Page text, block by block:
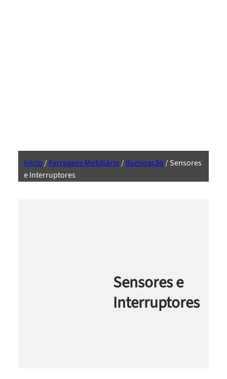
Início/Ferragens Mobiliário/Iluminação/ Sensores
e Interruptores
Sensores e
Interruptores